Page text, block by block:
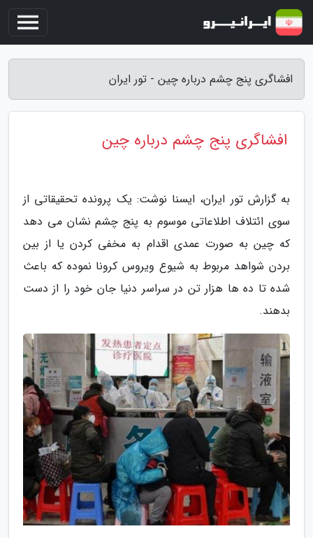
افشاگری پنج چشم درباره چین - تور ایران
افشاگری پنج چشم درباره چین
به گزارش تور ایران، ایسنا نوشت: یک پرونده تحقیقاتی از
سوی ائتلاف اطلاعاتی موسوم به پنج چشم نشان می دهد
که چین به صورت عمدی اقدام به مخفی کردن یا از بین
بردن شواهد مربوط به شیوع ویروس کرونا نموده که باعث
شده تا ده ها هزار تن در سراسر دنیا جان خود را از دست
بدهند.